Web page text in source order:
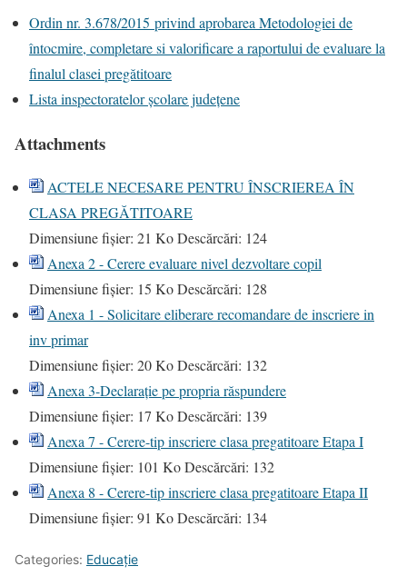
Ordin nr. 3.678/2015 privind aprobarea Metodologiei de
întocmire, completare si valorificare a raportului de evaluare la
finalul clasei pregătitoare
Lista inspectoratelor școlare județene
Attachments
ACTELE NECESARE PENTRU ÎNSCRIEREA ÎN
CLASA PREGĂTITOARE
Dimensiune fișier: 21 KoDescărcări: 124
Anexa 2 - Cerere evaluare nivel dezvoltare copil
Dimensiune fișier: 15 KoDescărcări: 128
Anexa 1 - Solicitare eliberare recomandare de inscriere in
inv primar
Dimensiune fișier: 20 KoDescărcări: 132
Anexa 3-Declarație pe propria răspundere
Dimensiune fișier: 17 KoDescărcări: 139
Anexa 7 - Cerere-tip inscriere clasa pregatitoare Etapa I
Dimensiune fișier: 101 KoDescărcări: 132
Anexa 8 - Cerere-tip inscriere clasa pregatitoare Etapa II
Dimensiune fișier: 91 KoDescărcări: 134
Categories: Educație